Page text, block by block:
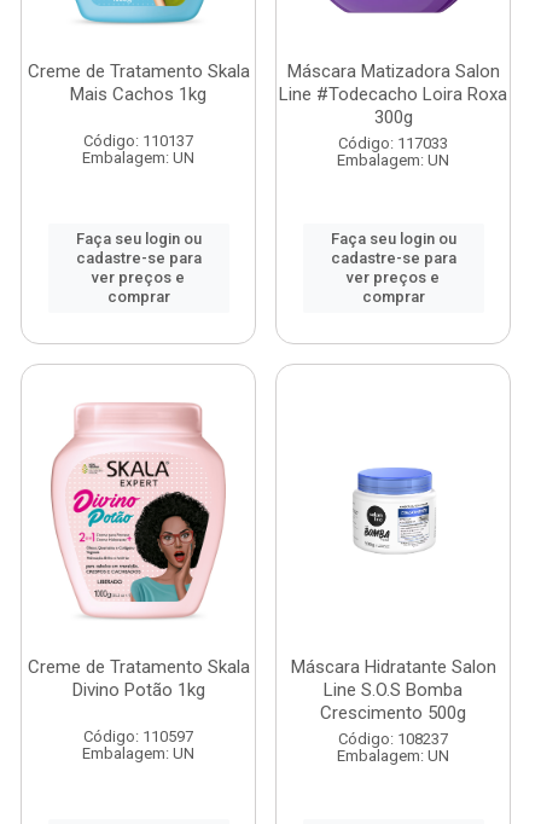
Creme de Tratamento Skala
Mais Cachos 1kg
Código: 110137
Embalagem: UN
Faça seu login ou
cadastre-se para
ver preços e
comprar
Máscara Matizadora Salon
Line #Todecacho Loira Roxa
300g
Código: 117033
Embalagem: UN
Faça seu login ou
cadastre-se para
ver preços e
comprar
Creme de Tratamento Skala
Divino Potão 1kg
Código: 110597
Embalagem: UN
Máscara Hidratante Salon
Line S.O.S Bomba
Crescimento 500g
Código: 108237
Embalagem: UN